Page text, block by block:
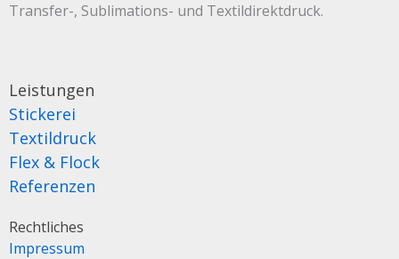
Transfer-, Sublimations- und Textildirektdruck.
Leistungen
Stickerei
Textildruck
Flex & Flock
Referenzen
Rechtliches
Impressum